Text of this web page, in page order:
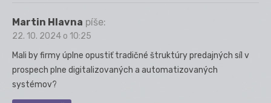
Martin Hlavna píše:
22. 10. 2024 o 10:25
Mali by firmy úplne opustiť tradičné štruktúry predajných síl v
prospech plne digitalizovaných a automatizovaných
systémov?